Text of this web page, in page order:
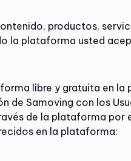
productos,
la plataforma usted
forma libre y gratuita en la
de Samoving con los
de la plataforma por
en la plataforma: